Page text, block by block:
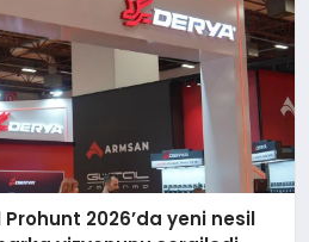
2026’da yeni nesil